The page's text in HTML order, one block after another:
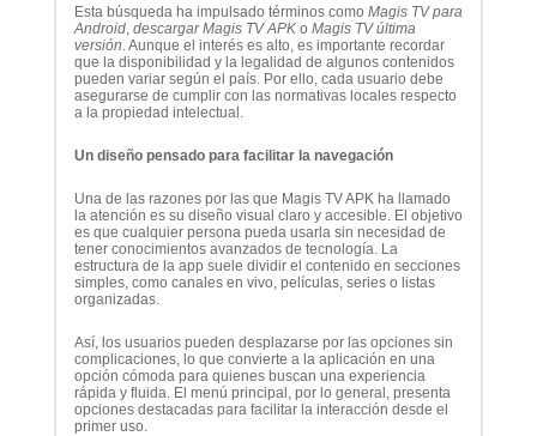
Esta búsqueda ha impulsado términos como Magis TV para
Android, descargar Magis TV APKo Magis TV última
versión . Aunque el interés es alto, es importante recordar
que la disponibilidad y la legalidad de algunos contenidos
pueden variar según el país. Por ello, cada usuario debe
asegurarse de cumplir con las normativas locales respecto
a la propiedad intelectual.
Un diseño pensado para facilitar la navegación
Una de las razones por las que Magis TV APK ha llamado
la atención es su diseño visual claro y accesible. El objetivo
es que cualquier persona pueda usarla sin necesidad de
tener conocimientos avanzados de tecnología. La
estructura de la app suele dividir el contenido en secciones
simples, como canales en vivo, películas, series o listas
organizadas.
Así, los usuarios pueden desplazarse por las opciones sin
complicaciones, lo que convierte a la aplicación en una
opción cómoda para quienes buscan una experiencia
rápida y fluida. El menú principal, por lo general, presenta
opciones destacadas para facilitar la interacción desde el
primer uso.